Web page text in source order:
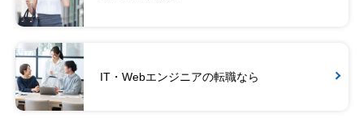
IT・Webエンジニアの転職なら